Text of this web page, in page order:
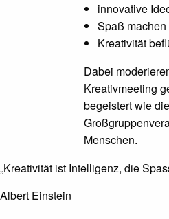
innovative
Spaß machen
Kreativität
Dabei
Kreativmeeting
begeistert wie die
Menschen.
„Kreativität ist Intelligenz, die
Albert Einstein